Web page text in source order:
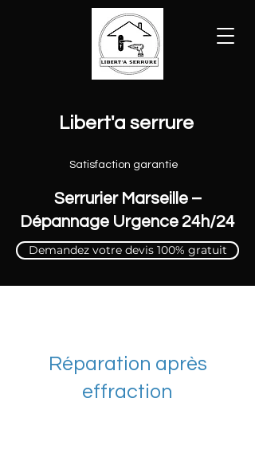
Satisfaction garantie
Libert'a serrure
Serrurier Marseille –
Dépannage Urgence 24h/24
Demandez votre devis 100% gratuit
Réparation après
effraction